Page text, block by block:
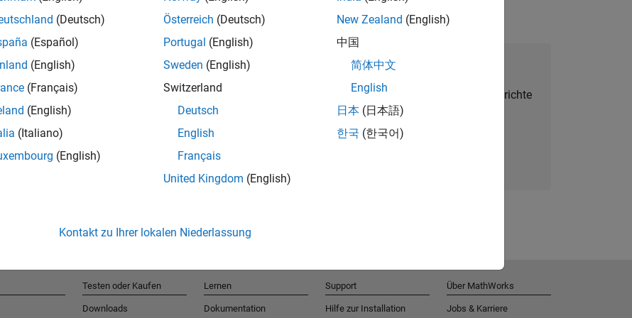
Talent Network beitreten
Erhalten Sie personalisierte Stellenangebote, Berichte
und Unternehmensneuigkeiten.
(Deutsch)
(Español)
(English)
(Français)
(English)
(Italiano)
(English)
Österreich (Deutsch)
Portugal (English)
Sweden (English)
Switzerland
Deutsch
English
Français
United Kingdom (English)
New Zealand (English)
中国
简体中文
English
日本 (日本語)
한국 (한국어)
Kontakt zu Ihrer lokalen Niederlassung
Testen oder Kaufen
Downloads
Lernen
Dokumentation
Support
Hilfe zur Installation
Über MathWorks
Jobs & Karriere